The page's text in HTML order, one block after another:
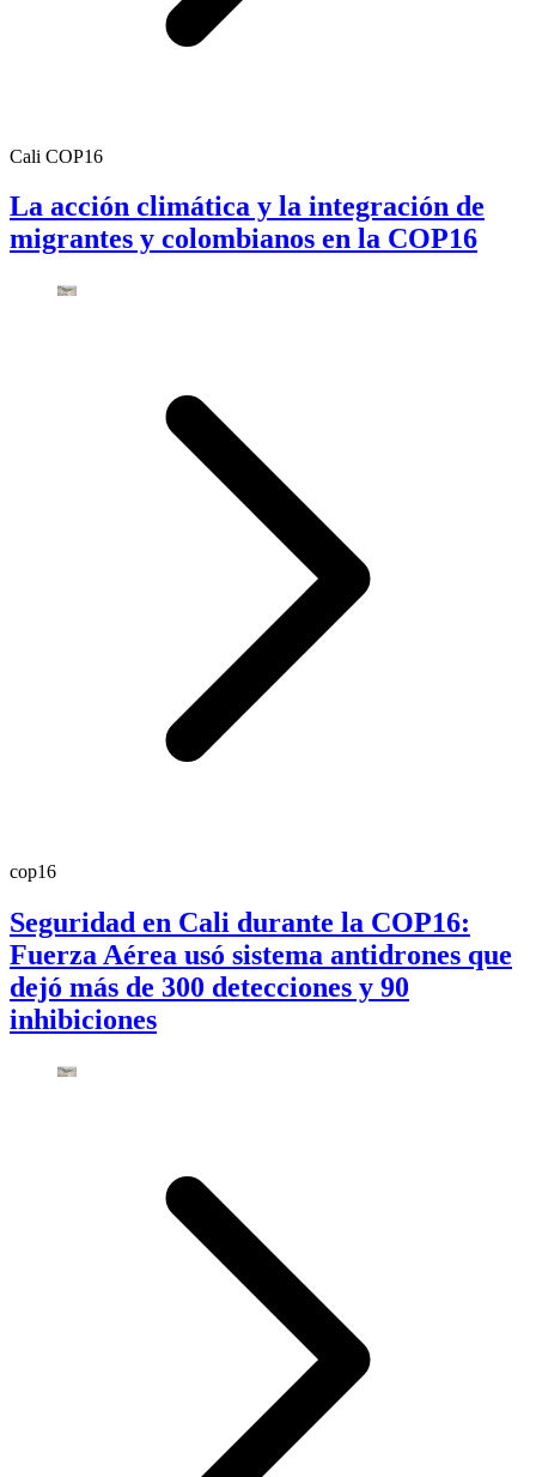
Cali COP16
La acción climática y la integración de
migrantes y colombianos en la COP16
cop16
Seguridad en Cali durante la COP16:
Fuerza Aérea usó sistema antidrones que
dejó más de 300 detecciones y 90
inhibiciones